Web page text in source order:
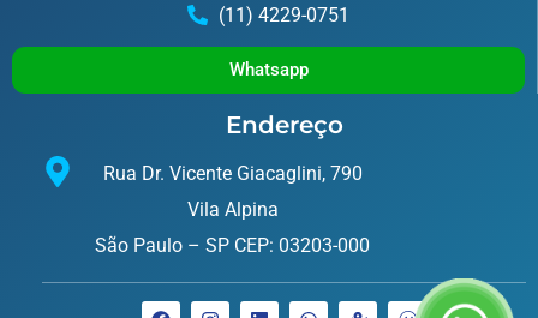
(11) 4229-0751
Whatsapp
Endereço
Rua Dr. Vicente Giacaglini, 790
Vila Alpina
São Paulo – SP CEP: 03203-000